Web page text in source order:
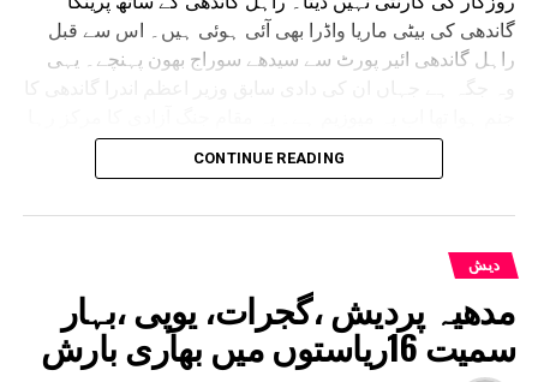
گاندھی کی بیٹی ماریا واڈرا بھی آئی ہوئی ہیں۔ اس سے قبل
راہل گاندھی ائیر پورٹ سے سیدھے سوراج بھون پہنچے۔ یہی
ہے۔ راہل گاندھی کے اس پروگرام میں یوپی کے 23 اضلاع کے
طلبا آئے ہوئے تھے۔ کانگریس کا دعویٰ ہے کہ
لیک ، امتحانات میں گڑ بڑی ، طلبا پر لاٹھی چارج
جیسے ایشو کو اٹھایا۔ انھوں نے کہا کہ ریل بنانا
اکیسویں صدی کا نشہ ہے۔
اس موقع پر راہل گاندھی نے کہا کہ اے آئی آپ کے
ڈاٹا کے دم پر بنتا ہے ،بیسویں صدی میں پٹرول
CONTINUE READING
دیش
مدھیہ پردیش ،گجرات، یوپی ،بہار
سمیت 16ریاستوں میں بھاری بارش